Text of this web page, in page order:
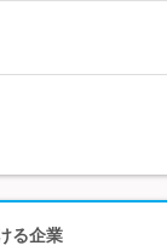
る企業